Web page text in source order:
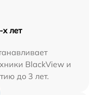
лет
BlackView и
до 3 лет.